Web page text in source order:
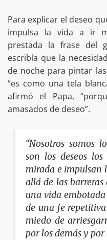
Para explicar el deseo
impulsa la vida a ir
prestada la frase del
escribía que la
de noche para pintar
“es como una tela
afirmó el Papa,
amasados de deseo”.
“Nosotros somos
son los deseos
mirada e impulsan
allá de las
una vida
de una fe
miedo de
por los demás y por